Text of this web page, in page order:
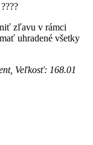
????
zľavu v rámci
uhradené všetky
Veľkosť: 168.01